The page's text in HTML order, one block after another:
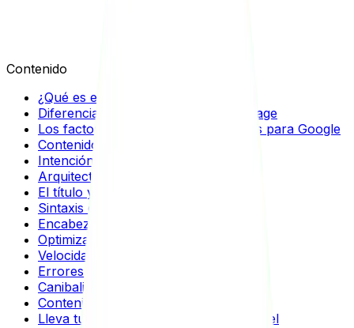
Contenido
¿Qué es el SEO On Page?
Diferencia entre seo on page y off page
Los factores SEO on page relevantes para Google
Contenido de calidad
Intención de búsqueda
Arquitectura web y enlazado interno
El título y la Meta-descripción
Sintaxis de URL
Encabezados o subtítulos
Optimización de imágenes para web
Velocidad de carga
Errores que Google penaliza
Canibalización
Contenido duplicado
Lleva tu estrategia SEO al siguiente nivel